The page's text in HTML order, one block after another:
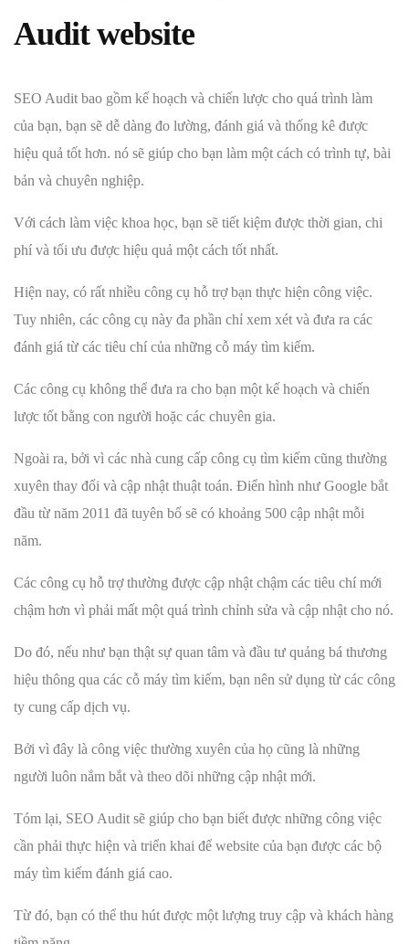
Audit website
SEO Audit bao gồm kế hoạch và chiến lược cho quá trình làm
của bạn, bạn sẽ dễ dàng đo lường, đánh giá và thống kê được
hiệu quả tốt hơn. nó sẽ giúp cho bạn làm một cách có trình tự, bài
bản và chuyên nghiệp.
Với cách làm việc khoa học, bạn sẽ tiết kiệm được thời gian, chi
phí và tối ưu được hiệu quả một cách tốt nhất.
Hiện nay, có rất nhiều công cụ hỗ trợ bạn thực hiện công việc.
Tuy nhiên, các công cụ này đa phần chỉ xem xét và đưa ra các
đánh giá từ các tiêu chí của những cỗ máy tìm kiếm.
Các công cụ không thể đưa ra cho bạn một kế hoạch và chiến
lược tốt bằng con người hoặc các chuyên gia.
Ngoài ra, bởi vì các nhà cung cấp công cụ tìm kiếm cũng thường
xuyên thay đổi và cập nhật thuật toán. Điển hình như Google bắt
đầu từ năm 2011 đã tuyên bố sẽ có khoảng 500 cập nhật mỗi
năm.
Các công cụ hỗ trợ thường được cập nhật chậm các tiêu chí mới
chậm hơn vì phải mất một quá trình chỉnh sửa và cập nhật cho nó.
Do đó, nếu như bạn thật sự quan tâm và đầu tư quảng bá thương
hiệu thông qua các cỗ máy tìm kiếm, bạn nên sử dụng từ các công
ty cung cấp dịch vụ.
Bởi vì đây là công việc thường xuyên của họ cũng là những
người luôn nắm bắt và theo dõi những cập nhật mới.
Tóm lại, SEO Audit sẽ giúp cho bạn biết được những công việc
cần phải thực hiện và triển khai để website của bạn được các bộ
máy tìm kiếm đánh giá cao.
Từ đó, bạn có thể thu hút được một lượng truy cập và khách hàng